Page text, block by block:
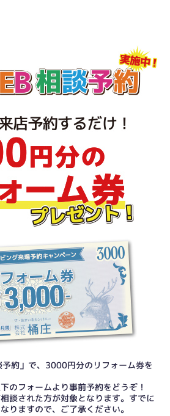
約」で、3000円分のリフォーム券を
のフォームより事前予約をどうぞ！
談された方が対象となります。すでに
りますので、ご了承ください。